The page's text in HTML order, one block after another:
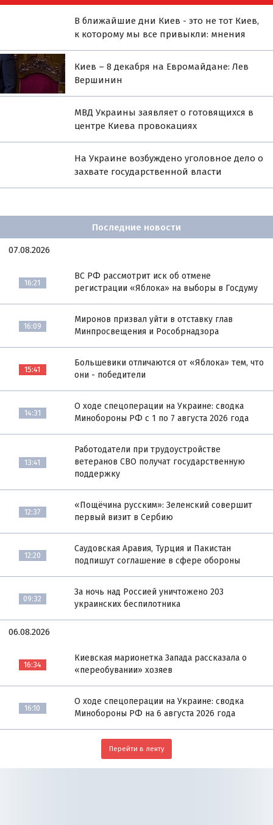
В ближайшие дни Киев - это не тот Киев,
к которому мы все привыкли: мнения
Киев – 8 декабря на Евромайдане: Лев
Вершинин
МВД Украины заявляет о готовящихся в
центре Киева провокациях
На Украине возбуждено уголовное дело о
захвате государственной власти
Последние новости
07.08.2026
16:21
ВС РФ рассмотрит иск об отмене
регистрации «Яблока» на выборы в Госдуму
16:09
Миронов призвал уйти в отставку глав
Минпросвещения и Рособрнадзора
15:41
Большевики отличаются от «Яблока» тем, что
они - победители
14:31
О ходе спецоперации на Украине: сводка
Минобороны РФ с 1 по 7 августа 2026 года
13:41
Работодатели при трудоустройстве
ветеранов СВО получат государственную
поддержку
12:37
«Пощёчина русским»: Зеленский совершит
первый визит в Сербию
12:20
Саудовская Аравия, Турция и Пакистан
подпишут соглашение в сфере обороны
09:32
За ночь над Россией уничтожено 203
украинских беспилотника
06.08.2026
16:34
Киевская марионетка Запада рассказала о
«переобувании» хозяев
16:10
О ходе спецоперации на Украине: сводка
Минобороны РФ на 6 августа 2026 года
Перейти в ленту